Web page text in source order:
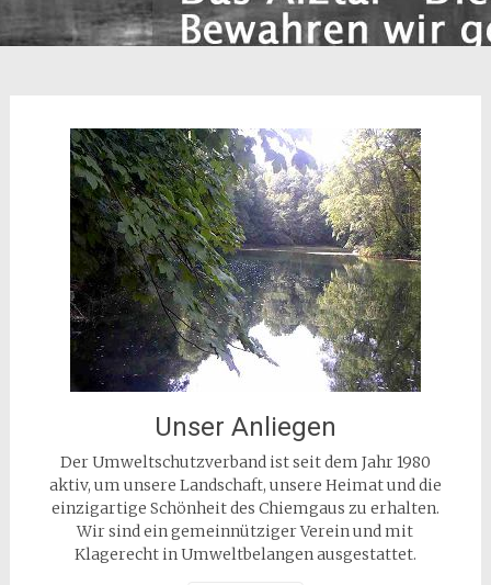
Unser Anliegen
Der Umweltschutzverband ist seit dem Jahr 1980
aktiv, um unsere Landschaft, unsere Heimat und die
einzigartige Schönheit des Chiemgaus zu erhalten.
Wir sind ein gemeinnütziger Verein und mit
Klagerecht in Umweltbelangen ausgestattet.